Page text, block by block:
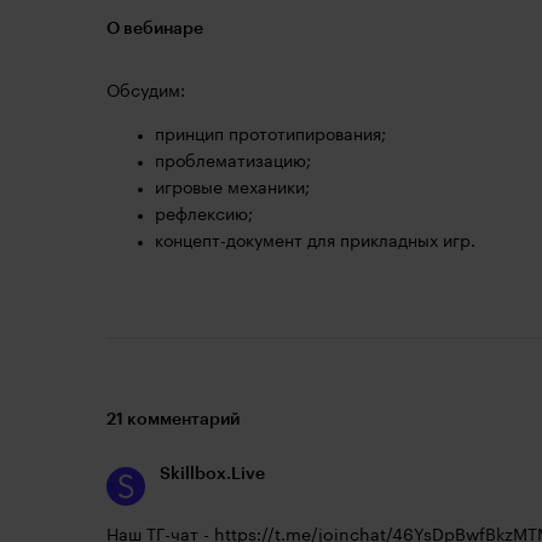
О вебинаре
Обсудим:
принцип прототипирования;
проблематизацию;
игровые механики;
рефлексию;
концепт-документ для прикладных игр.
21 комментарий
Skillbox.Live
Наш ТГ-чат - https://t.me/joinchat/